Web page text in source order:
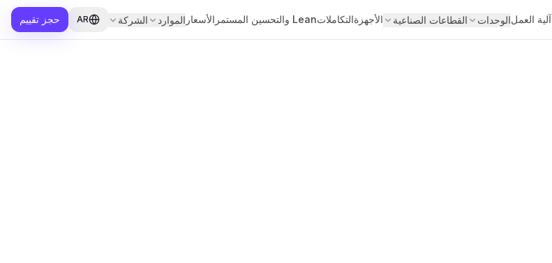
آلية العملالوحدات القطاعات الصناعية الأجهزةالتكاملاتLean والتحسين المستمر الأسعار الموارد الشركة AR حجز تقييم